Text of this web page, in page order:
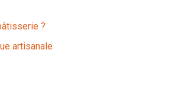
?
artisanale